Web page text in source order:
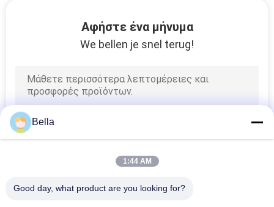
Αγώγιμο
Masterbatch
Αφήστε ένα μήνυμα
We bellen je snel terug!
Bella
1:44 AM
Good day, what product are you looking for?